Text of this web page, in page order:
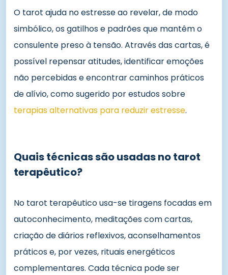
O tarot ajuda no estresse ao revelar, de modo
simbólico, os gatilhos e padrões que mantêm o
consulente preso à tensão. Através das cartas, é
possível repensar atitudes, identificar emoções
não percebidas e encontrar caminhos práticos
de alívio, como sugerido por estudos sobre
terapias alternativas para reduzir estresse.
Quais técnicas são usadas no tarot
terapêutico?
No tarot terapêutico usa-se tiragens focadas em
autoconhecimento, meditações com cartas,
criação de diários reflexivos, aconselhamentos
práticos e, por vezes, rituais energéticos
complementares. Cada técnica pode ser